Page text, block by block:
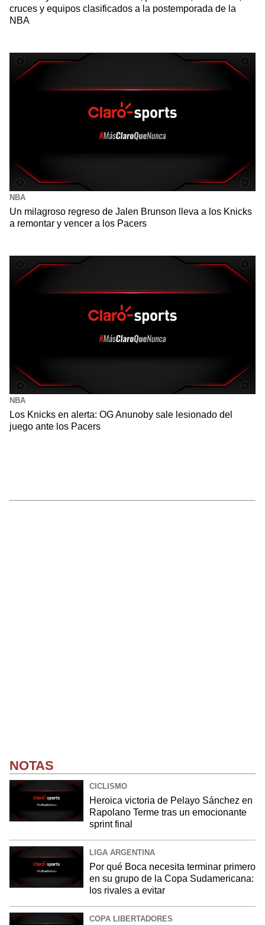
cruces y equipos clasificados a la postemporada de la
NBA
NBA
Un milagroso regreso de Jalen Brunson lleva a los Knicks
a remontar y vencer a los Pacers
NBA
Los Knicks en alerta: OG Anunoby sale lesionado del
juego ante los Pacers
NOTAS
CICLISMO
Heroica victoria de Pelayo Sánchez en
Rapolano Terme tras un emocionante
sprint final
LIGA ARGENTINA
Por qué Boca necesita terminar primero
en su grupo de la Copa Sudamericana:
los rivales a evitar
COPA LIBERTADORES